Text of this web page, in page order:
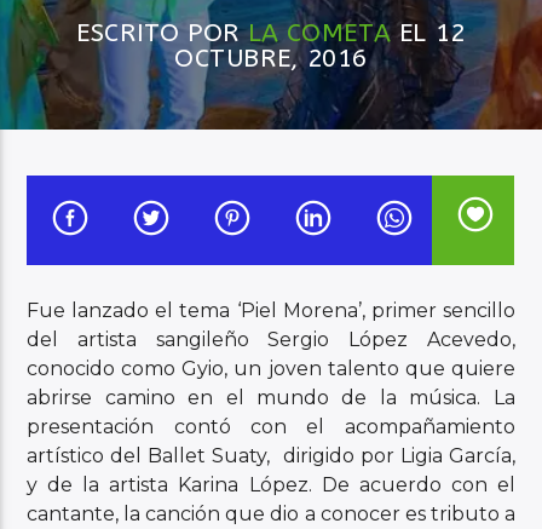
Audio en Vivo
ESCRITO PORLA COMETAEL 12
OCTUBRE, 2016
Fue lanzado el tema ‘Piel Morena’, primer sencillo
del artista sangileño Sergio López Acevedo,
conocido como Gyio, un joven talento que quiere
abrirse camino en el mundo de la música. La
presentación contó con el acompañamiento
artístico del Ballet Suaty, dirigido por Ligia García,
y de la artista Karina López. De acuerdo con el
cantante, la canción que dio a conocer es tributo a